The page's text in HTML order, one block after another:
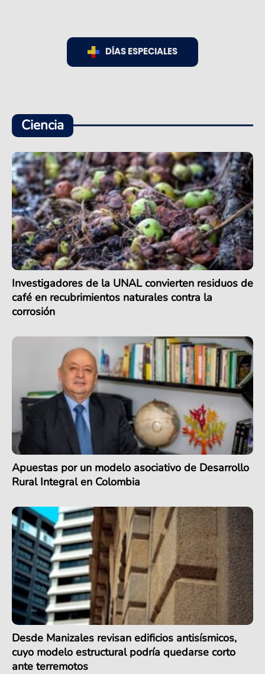
DÍAS ESPECIALES
Ciencia
Investigadores de la UNAL convierten residuos de
café en recubrimientos naturales contra la
corrosión
Apuestas por un modelo asociativo de Desarrollo
Rural Integral en Colombia
Desde Manizales revisan edificios antisísmicos,
cuyo modelo estructural podría quedarse corto
ante terremotos